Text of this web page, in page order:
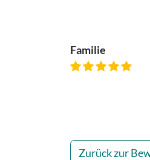
Familie
Zurück zur